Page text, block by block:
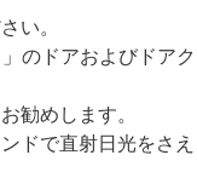
い。
のドアおよびドア
勧めします。
で直射日光をさえ